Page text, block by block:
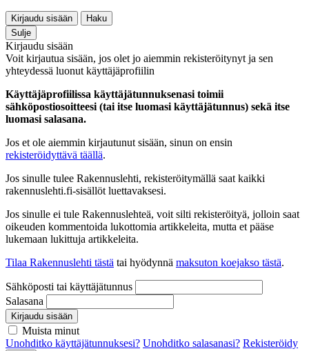
Kirjaudu sisään
Haku
Sulje
Kirjaudu sisään
Voit kirjautua sisään, jos olet jo aiemmin rekisteröitynyt ja sen
yhteydessä luonut käyttäjäprofiilin
Käyttäjäprofiilissa käyttäjätunnuksenasi toimii
sähköpostiosoitteesi (tai itse luomasi käyttäjätunnus) sekä itse
luomasi salasana.
Jos et ole aiemmin kirjautunut sisään, sinun on ensin
rekisteröidyttävä täällä.
Jos sinulle tulee Rakennuslehti, rekisteröitymällä saat kaikki
rakennuslehti.fi-sisällöt luettavaksesi.
Jos sinulle ei tule Rakennuslehteä, voit silti rekisteröityä, jolloin saat
oikeuden kommentoida lukottomia artikkeleita, mutta et pääse
lukemaan lukittuja artikkeleita.
Tilaa Rakennuslehti tästä tai hyödynnä maksuton koejakso tästä.
Sähköposti tai käyttäjätunnus
Salasana
Kirjaudu sisään
Muista minut
Unohditko käyttäjätunnuksesi? Unohditko salasanasi? Rekisteröidy